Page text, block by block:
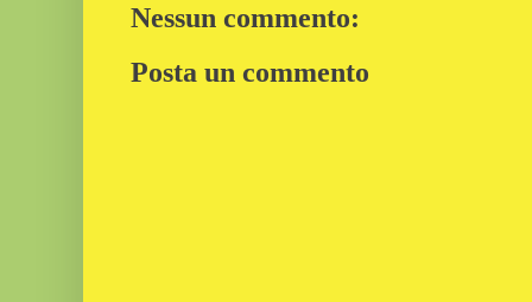
Nessun commento:
Posta un commento